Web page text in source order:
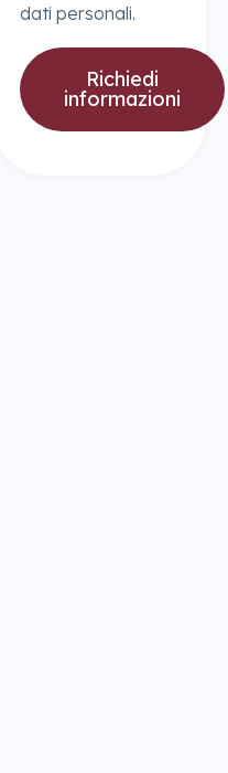
dati personali.
Richiedi
informazioni